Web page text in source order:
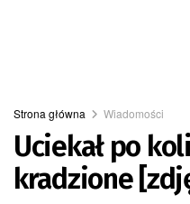
Strona główna Wiadomości
Uciekał po
kradzione